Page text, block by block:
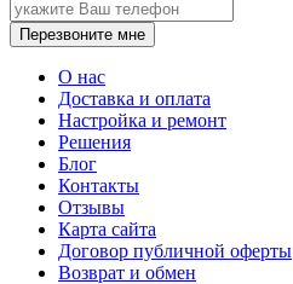
Перезвоните мне
О нас
Доставка и оплата
Настройка и ремонт
Решения
Блог
Контакты
Отзывы
Карта сайта
Договор публичной оферты
Возврат и обмен